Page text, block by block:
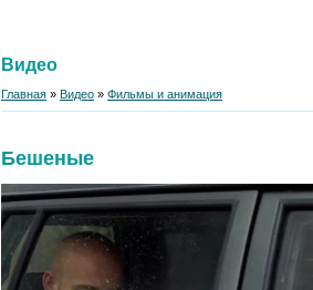
Видео
Главная » Видео » Фильмы и анимация
Бешеные